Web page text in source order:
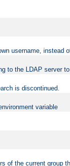
username, instead
to the LDAP server
is discontinued.
variable
of the current group